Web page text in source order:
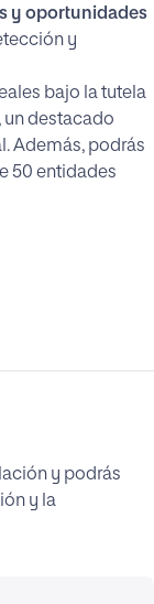
y oportunidades
y
bajo la tutela
, un destacado
Además, podrás
50 entidades
y podrás
y la